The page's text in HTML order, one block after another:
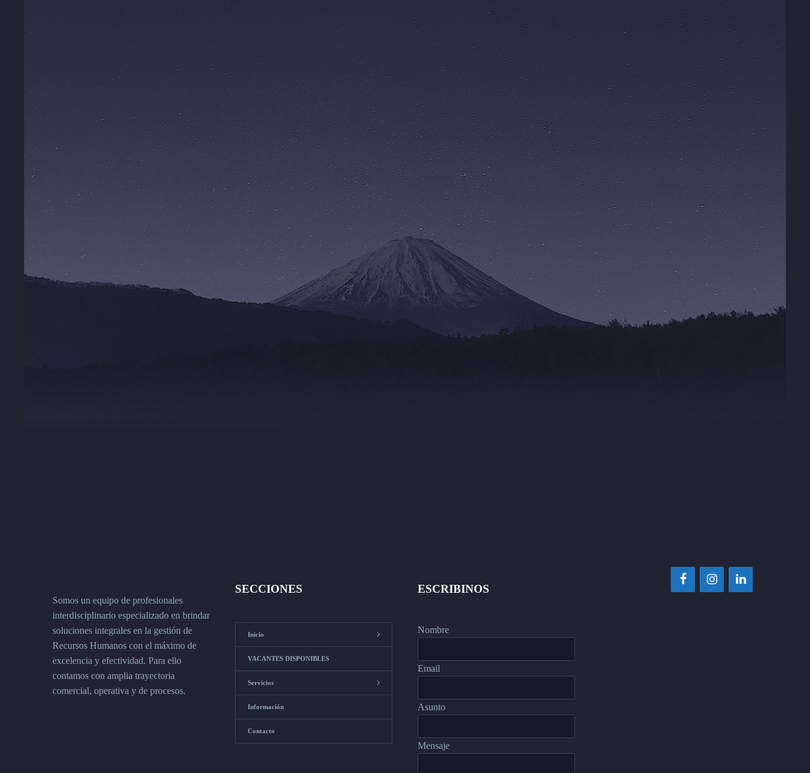
Somos un equipo de profesionales
interdisciplinario especializado en brindar
soluciones integrales en la gestión de
Recursos Humanos con el máximo de
excelencia y efectividad. Para ello
contamos con amplia trayectoria
comercial, operativa y de procesos.
SECCIONES
Inicio
VACANTES DISPONIBLES
Servicios
Información
Contacto
ESCRIBINOS
Nombre
Email
Asunto
Mensaje